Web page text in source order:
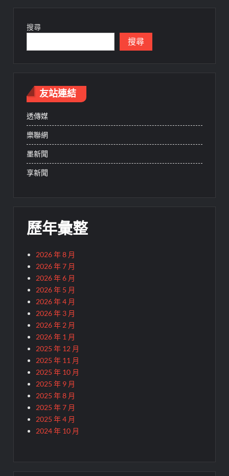
搜尋
搜尋
友站連結
透傳媒
樂聯網
墨新聞
享新聞
歷年彙整
2026 年 8 月
2026 年 7 月
2026 年 6 月
2026 年 5 月
2026 年 4 月
2026 年 3 月
2026 年 2 月
2026 年 1 月
2025 年 12 月
2025 年 11 月
2025 年 10 月
2025 年 9 月
2025 年 8 月
2025 年 7 月
2025 年 4 月
2024 年 10 月